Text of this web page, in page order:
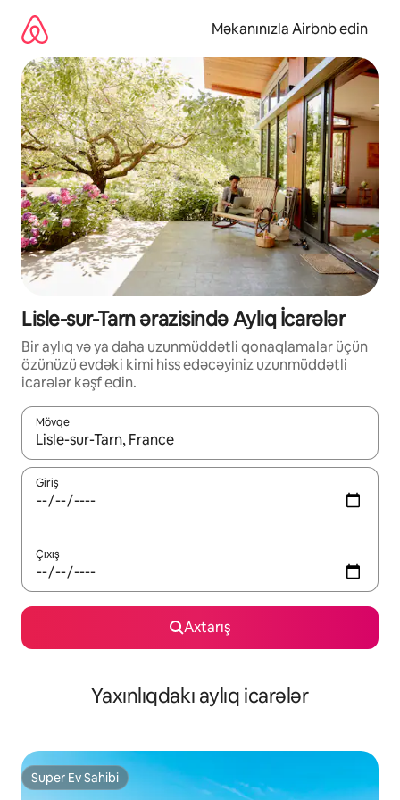
Məkanınızla Airbnb edin
Lisle-sur-Tarn ərazisində Aylıq İcarələr
Bir aylıq və ya daha uzunmüddətli qonaqlamalar üçün
özünüzü evdəki kimi hiss edəcəyiniz uzunmüddətli
icarələr kəşf edin.
Mövqe
Nəticələr varsa, yuxarı və aşağı ox düymələri ilə naviqasiya
Giriş
Çıxış
Axtarış
Yaxınlıqdakı aylıq icarələr
Super Ev Sahibi
Super Ev Sahibi